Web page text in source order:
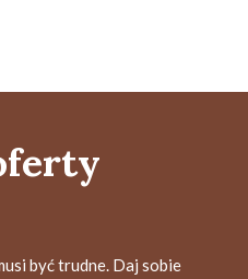
być trudne. Daj sobie